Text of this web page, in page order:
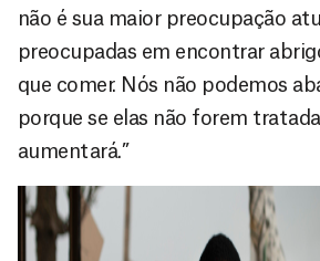
não é sua maior preocupação
preocupadas em encontrar
que comer. Nós não podemos
porque se elas não forem
aumentará.”